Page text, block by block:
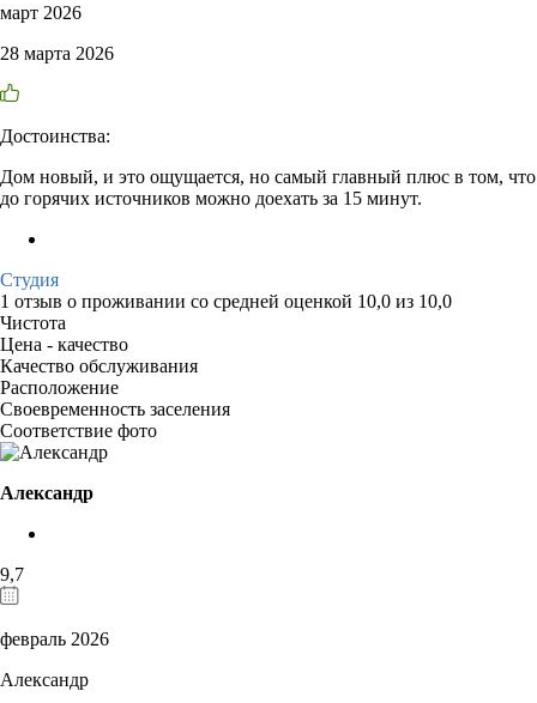
март 2026
28 марта 2026
Достоинства:
Дом новый, и это ощущается, но самый главный плюс в том, что
до горячих источников можно доехать за 15 минут.
Студия
1 отзыв о проживании со средней оценкой 10,0 из 10,0
Чистота
Цена - качество
Качество обслуживания
Расположение
Своевременность заселения
Соответствие фото
Александр
9,7
февраль 2026
Александр